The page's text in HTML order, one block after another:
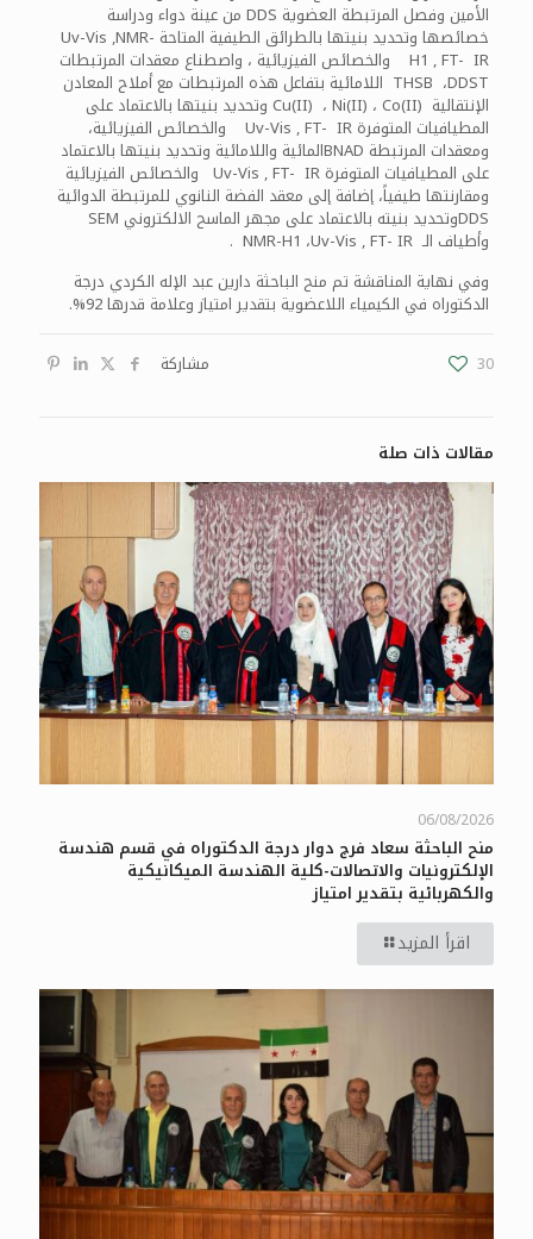
الأمين وفصل المرتبطة العضوية DDS من عينة دواء ودراسة
خصائصها وتحديد بنيتها بالطرائق الطيفية المتاحة Uv-Vis ,NMR-
H1 , FT- IR والخصائص الفيزيائية ، واصطناع معقدات المرتبطات
THSB ،DDST اللامائية بتفاعل هذه المرتبطات مع أملاح المعادن
الإنتقالية Cu(II) ، Ni(II) ، Co(II) وتحديد بنيتها بالاعتماد على
المطيافيات المتوفرة Uv-Vis , FT- IR والخصائص الفيزيائية،
ومعقدات المرتبطة BNADالمائية واللامائية وتحديد بنيتها بالاعتماد
على المطيافيات المتوفرة Uv-Vis , FT- IR والخصائص الفيزيائية
ومقارنتها طيفياً، إضافة إلى معقد الفضة النانوي للمرتبطة الدوائية
DDSوتحديد بنيته بالاعتماد على مجهر الماسح الالكتروني SEM
وأطياف الـ NMR-H1 ،Uv-Vis , FT- IR .
وفي نهاية المناقشة تم منح الباحثة دارين عبد الإله الكردي درجة
الدكتوراه في الكيمياء اللاعضوية بتقدير امتياز وعلامة قدرها 92%.
مشاركة
30
مقالات ذات صلة
06/08/2026
منح الباحثة سعاد فرج دوار درجة الدكتوراه في قسم هندسة
الإلكترونيات والاتصالات-كلية الهندسة الميكانيكية
والكهربائية بتقدير امتياز
اقرأ المزيد